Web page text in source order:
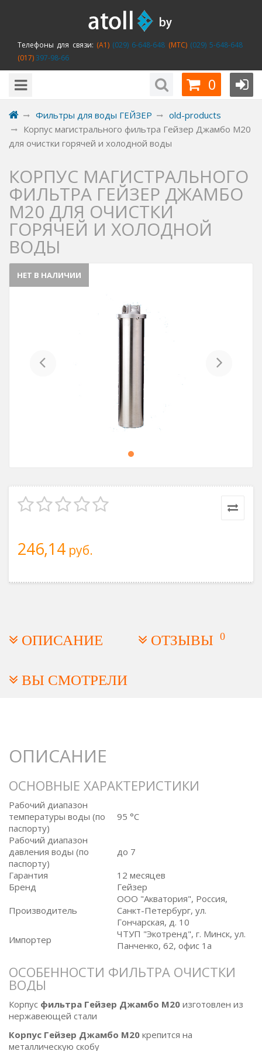
Телефоны для связи: (A1)(029) 6-648-648 (MTC)(029) 5-648-648
(017)397-98-66
0
Фильтры для воды ГЕЙЗЕР
old-products
Корпус магистрального фильтра Гейзер Джамбо М20
для очистки горячей и холодной воды
КОРПУС МАГИСТРАЛЬНОГО
ФИЛЬТРА ГЕЙЗЕР ДЖАМБО
М20 ДЛЯ ОЧИСТКИ
ГОРЯЧЕЙ И ХОЛОДНОЙ
ВОДЫ
НЕТ В НАЛИЧИИ
246,14 руб.
ОПИСАНИЕ ОТЗЫВЫ 0
ВЫ СМОТРЕЛИ
ОПИСАНИЕ
ОСНОВНЫЕ ХАРАКТЕРИСТИКИ
Рабочий диапазон
температуры воды (по
паспорту)
95 °C
Рабочий диапазон
давления воды (по
паспорту)
до 7
Гарантия
12 месяцев
Бренд
Гейзер
Производитель
ООО "Акватория", Россия,
Санкт-Петербург, ул.
Гончарская, д. 10
Импортер
ЧТУП "Экотренд", г. Минск, ул.
Панченко, 62, офис 1а
ОСОБЕННОСТИ ФИЛЬТРА ОЧИСТКИ
ВОДЫ
Корпус фильтра Гейзер Джамбо М20 изготовлен из
нержавеющей стали
Корпус Гейзер Джамбо М20 крепится на
металлическую скобу